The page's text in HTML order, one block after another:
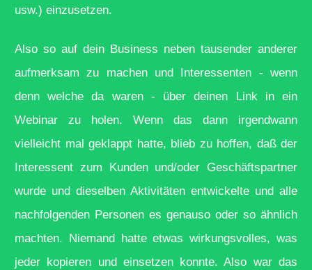
usw.) einzusetzen.
Also so auf dein Business neben tausender anderer
aufmerksam zu machen und Interessenten - wenn
denn welche da waren - über deinen Link in ein
Webinar zu holen. Wenn das dann irgendwann
vielleicht mal geklappt hatte, blieb zu hoffen, daß der
Interessent zum Kunden und/oder Geschäftspartner
wurde und dieselben Aktivitäten entwickelte und alle
nachfolgenden Personen es genauso oder so ähnlich
machten. Niemand hatte etwas wirkungsvolles, was
jeder kopieren und einsetzen konnte. Also war das